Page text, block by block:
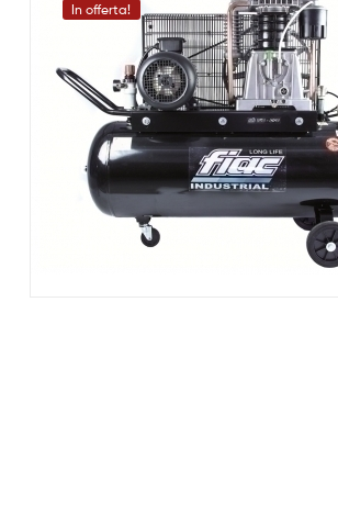
In offerta!